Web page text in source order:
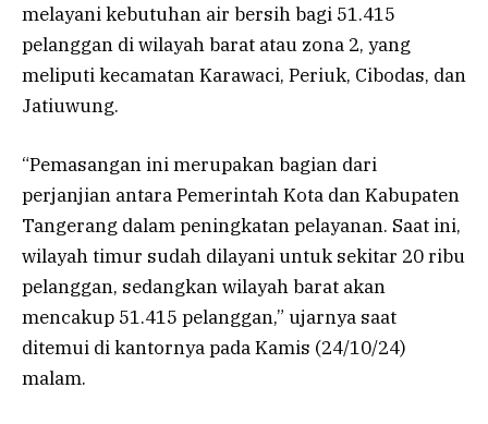
melayani kebutuhan air bersih bagi 51.415
pelanggan di wilayah barat atau zona 2, yang
meliputi kecamatan Karawaci, Periuk, Cibodas, dan
Jatiuwung.
“Pemasangan ini merupakan bagian dari
perjanjian antara Pemerintah Kota dan Kabupaten
Tangerang dalam peningkatan pelayanan. Saat ini,
wilayah timur sudah dilayani untuk sekitar 20 ribu
pelanggan, sedangkan wilayah barat akan
mencakup 51.415 pelanggan,” ujarnya saat
ditemui di kantornya pada Kamis (24/10/24)
malam.